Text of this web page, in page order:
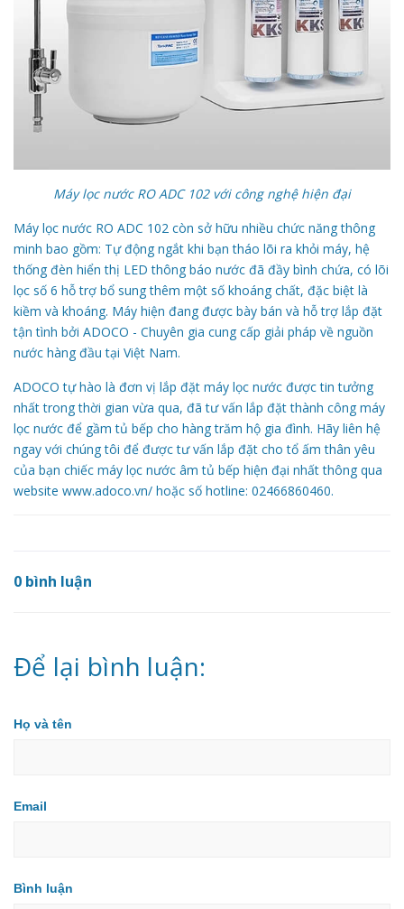
Máy lọc nước RO ADC 102 với công nghệ hiện đại
Máy lọc nước RO ADC 102 còn sở hữu nhiều chức năng thông
minh bao gồm: Tự động ngắt khi bạn tháo lõi ra khỏi máy, hệ
thống đèn hiển thị LED thông báo nước đã đầy bình chứa, có lõi
lọc số 6 hỗ trợ bổ sung thêm một số khoáng chất, đặc biệt là
kiềm và khoáng. Máy hiện đang được bày bán và hỗ trợ lắp đặt
tận tình bởi ADOCO - Chuyên gia cung cấp giải pháp về nguồn
nước hàng đầu tại Việt Nam.
ADOCO tự hào là đơn vị lắp đặt máy lọc nước được tin tưởng
nhất trong thời gian vừa qua, đã tư vấn lắp đặt thành công máy
lọc nước để gầm tủ bếp cho hàng trăm hộ gia đình. Hãy liên hệ
ngay với chúng tôi để được tư vấn lắp đặt cho tổ ấm thân yêu
của bạn chiếc máy lọc nước âm tủ bếp hiện đại nhất thông qua
website www.adoco.vn/ hoặc số hotline: 02466860460.
0 bình luận
Để lại bình luận:
Họ và tên
Email
Bình luận